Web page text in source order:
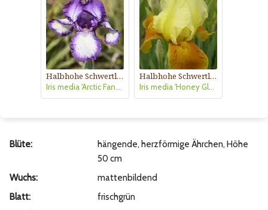
Halbhohe Schwertlilie, Iris
Iris media 'Arctic Fancy'
Halbhohe Schwertlilie, Iris
Iris media 'Honey Glazed'
Blüte:
hängende, herzförmige Ährchen, Höhe
50 cm
Wuchs:
mattenbildend
Blatt:
frischgrün